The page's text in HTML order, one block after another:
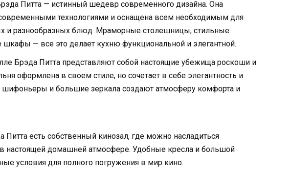
Питта — истинный шедевр современного дизайна. Она
технологиями и оснащена всем необходимым для
и разнообразных блюд. Мраморные столешницы, стильные
— все это делает кухню функциональной и элегантной.
Брэда Питта представляют собой настоящие убежища роскоши и
оформлена в своем стиле, но сочетает в себе элегантность и
шифоньеры и большие зеркала создают атмосферу комфорта и
Питта есть собственный кинозал, где можно насладиться
настоящей домашней атмосфере. Удобные кресла и большой
условия для полного погружения в мир кино.